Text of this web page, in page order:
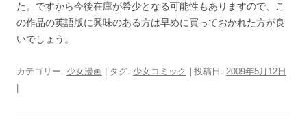
た。ですから今後在庫が希少となる可能性もありますので、こ
の作品の英語版に興味のある方は早めに買っておかれた方が良
いでしょう。
カテゴリー: 少女漫画 | タグ: 少女コミック | 投稿日: 2009年5月12日